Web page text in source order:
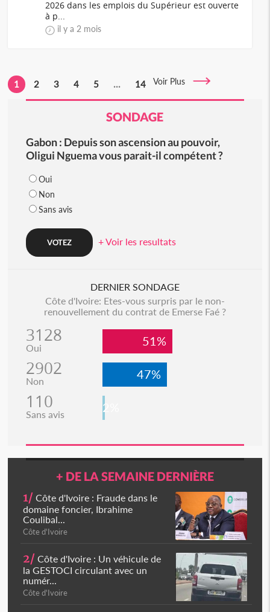
2026 dans les emplois du Supérieur est ouverte
à p...
il y a 2 mois
1 2 3 4 5 ... 14 Voir Plus
SONDAGE
Gabon : Depuis son ascension au pouvoir,
Oligui Nguema vous parait-il compétent ?
Oui
Non
Sans avis
+ Voir les resultats
DERNIER SONDAGE
Côte d'Ivoire: Etes-vous surpris par le non-
renouvellement du contrat de Emerse Faé ?
3128
Oui 51%
2902
Non 47%
110
Sans avis 2%
+ DE LA SEMAINE DERNIÈRE
1/ Côte d'Ivoire : Fraude dans le
domaine foncier, Ibrahime
Coulibal...
Côte d'Ivoire
2/ Côte d'Ivoire : Un véhicule de
la GESTOCI circulant avec un
numér...
Côte d'Ivoire